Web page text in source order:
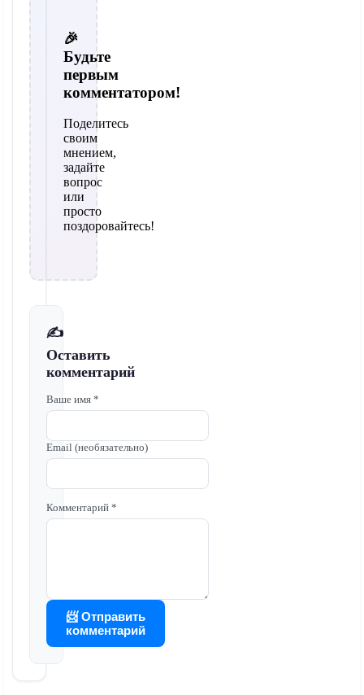
🎉
Будьте
первым
комментатором!
Поделитесь
своим
мнением,
задайте
вопрос
или
просто
поздоровайтесь!
✍️
Оставить
комментарий
Ваше имя *
Email (необязательно)
Комментарий *
📨 Отправить
комментарий